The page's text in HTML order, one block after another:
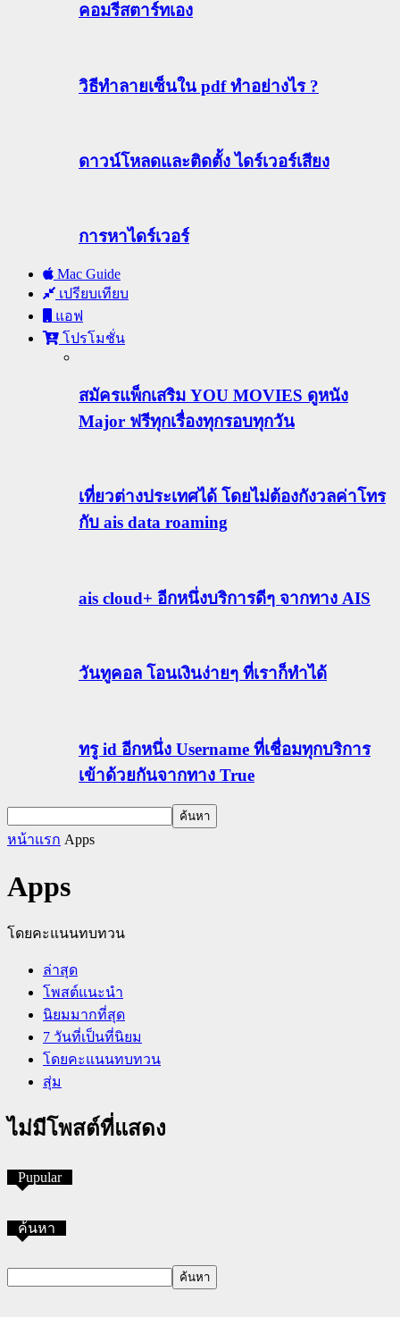
คอมรีสตาร์ทเอง
วิธีทําลายเซ็นใน pdf ทำอย่างไร ?
ดาวน์โหลดและติดตั้ง ไดร์เวอร์เสียง
การหาไดร์เวอร์
Mac Guide
เปรียบเทียบ
แอฟ
โปรโมชั่น
สมัครแพ็กเสริม YOU MOVIES ดูหนัง
Major ฟรีทุกเรื่องทุกรอบทุกวัน
เที่ยวต่างประเทศได้ โดยไม่ต้องกังวลค่าโทร
กับ ais data roaming
ais cloud+ อีกหนึ่งบริการดีๆ จากทาง AIS
วันทูคอล โอนเงินง่ายๆ ที่เราก็ทำได้
ทรู id อีกหนึ่ง Username ที่เชื่อมทุกบริการ
เข้าด้วยกันจากทาง True
หน้าแรก Apps
Apps
โดยคะแนนทบทวน
ล่าสุด
โพสต์แนะนำ
นิยมมากที่สุด
7 วันที่เป็นที่นิยม
โดยคะแนนทบทวน
สุ่ม
ไม่มีโพสต์ที่แสดง
Pupular
ค้นหา